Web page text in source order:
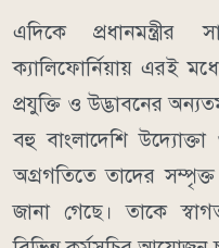
এদিকে
ক্যালিফোর্নিয়ায় এরই
প্রযুক্তি ও উদ্ভাবনের
বহু বাংলাদেশি
অগ্রগতিতে তাদের
জানা গেছে। তাকে